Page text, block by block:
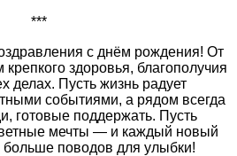
***
с днём рождения! От
здоровья, благополучия
делах. Пусть жизнь радует
событиями, а рядом всегда
готовые поддержать. Пусть
мечты — и каждый новый
больше поводов для улыбки!